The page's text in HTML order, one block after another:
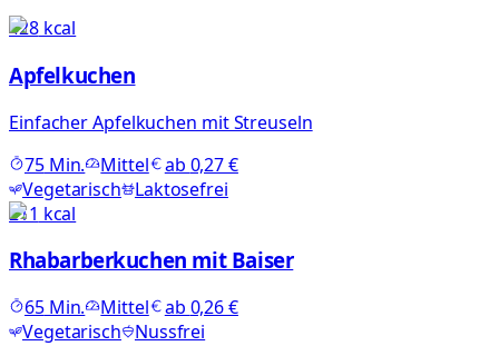
428kcal
Apfelkuchen
Einfacher Apfelkuchen mit Streuseln
75Min. Mittel ab 0,27 €
Vegetarisch Laktosefrei
211 kcal
Rhabarberkuchen mit Baiser
65Min. Mittel ab 0,26 €
Vegetarisch
Nussfrei